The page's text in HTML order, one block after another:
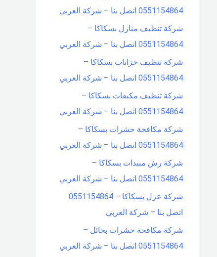
0551154864 اتصل بنا – شركة العربي
شركة تنظيف منازل بسكاكا –
0551154864 اتصل بنا – شركة العربي
شركة تنظيف خزانات بسكاكا –
0551154864 اتصل بنا – شركة العربي
شركة تنظيف مكيفات بسكاكا –
0551154864 اتصل بنا – شركة العربي
شركة مكافحة حشرات بسكاكا –
0551154864 اتصل بنا – شركة العربي
شركة رش مبيدات بسكاكا –
0551154864 اتصل بنا – شركة العربي
شركة عزل بسكاكا – 0551154864
اتصل بنا – شركة العربي
شركة مكافحة حشرات بحائل –
0551154864 اتصل بنا – شركة العربي